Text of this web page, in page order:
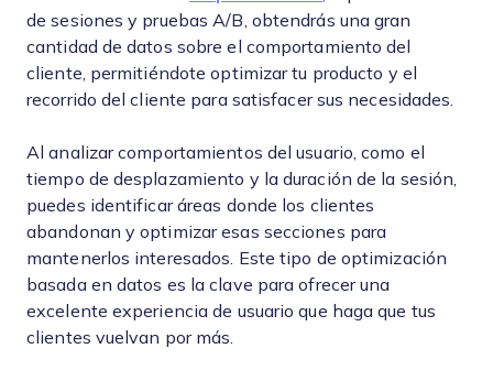
de sesiones y pruebas A/B, obtendrás una gran
cantidad de datos sobre el comportamiento del
cliente, permitiéndote optimizar tu producto y el
recorrido del cliente para satisfacer sus necesidades.
Al analizar comportamientos del usuario, como el
tiempo de desplazamiento y la duración de la sesión,
puedes identificar áreas donde los clientes
abandonan y optimizar esas secciones para
mantenerlos interesados. Este tipo de optimización
basada en datos es la clave para ofrecer una
excelente experiencia de usuario que haga que tus
clientes vuelvan por más.